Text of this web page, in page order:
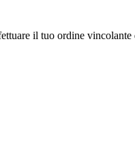
il tuo ordine